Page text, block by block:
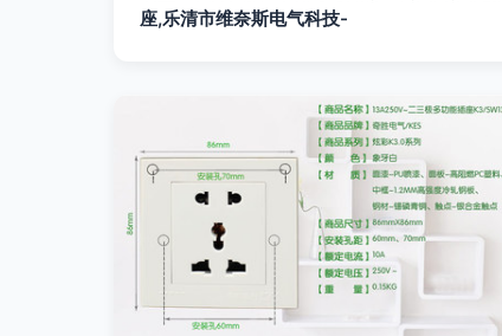
座,乐清市维奈斯电气科技-